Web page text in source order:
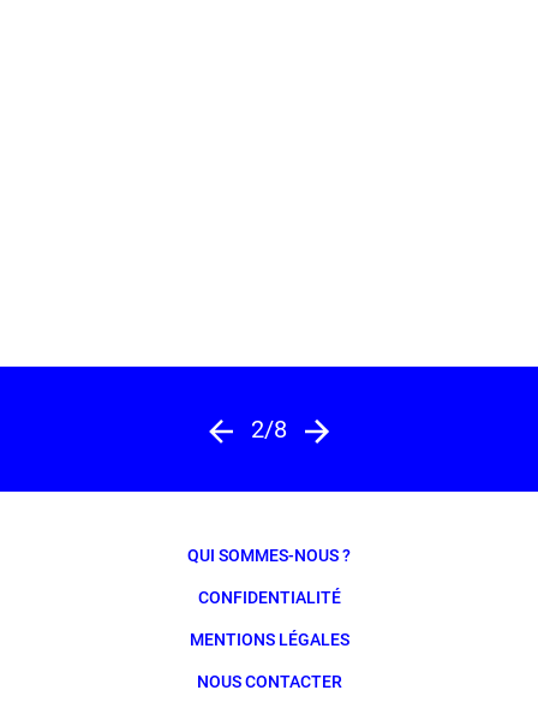
2/8
QUI SOMMES-NOUS ?
CONFIDENTIALITÉ
MENTIONS LÉGALES
NOUS CONTACTER